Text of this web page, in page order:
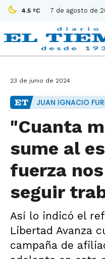
4.5 ºC 7 de agosto de
23 de junio de 2024
JUAN IGNACIO
"Cuanta
sume al
fuerza
seguir
Así lo indicó el
Libertad Avanza
campaña de